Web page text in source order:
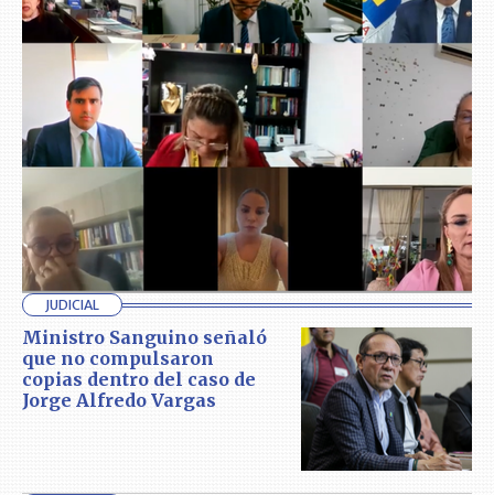
JUDICIAL
Ministro Sanguino señaló
que no compulsaron
copias dentro del caso de
Jorge Alfredo Vargas